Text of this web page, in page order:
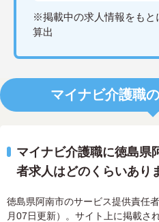
※掲載中の求人情報をもと
算出
マイナビ介護職
マイナビ介護職に徳島県
者求人はどのくらいあり
徳島県阿南市のサービス提供責任
月07日更新）。サイト上に掲載さ